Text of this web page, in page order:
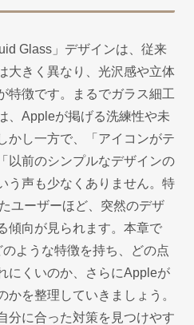
Glass」デザインは、従来
大きく異なり、光沢感や立体
特徴です。まるでガラス細工
、Appleが掲げる洗練性や未
かし一方で、「アイコンがテ
以前のシンプルなデザインの
う声も少なくありません。特
ユーザーほど、突然のデザ
傾向が見られます。本章で
ような特徴を持ち、どの点
にくいのか、さらにAppleが
かを整理していきましょう。
分に合った対策を見つけやす